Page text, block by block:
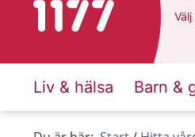
Till startsidan för 1177 Välj
Liv & hälsa Barn &